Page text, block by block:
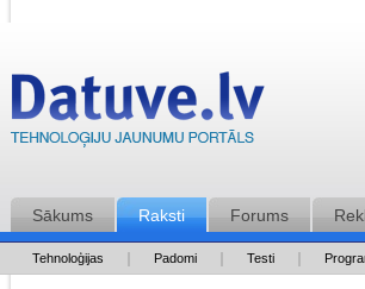
Sākums Raksti Forums
Tehnoloģijas Padomi Testi